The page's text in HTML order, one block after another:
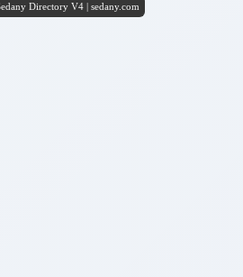
Directory V4 | sedany.com